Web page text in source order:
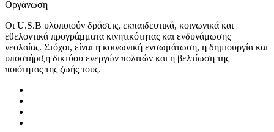
Οι U.S.B υλοποιούν δράσεις, εκπαιδευτικά, κοινωνικά και
εθελοντικά προγράμματα κινητικότητας και ενδυνάμωσης
νεολαίας. Στόχοι, είναι η κοινωνική ενσωμάτωση, η δημιουργία και
υποστήριξη δικτύου ενεργών πολιτών και η βελτίωση της
ποιότητας της ζωής τους.